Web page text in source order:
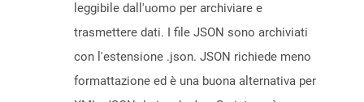
leggibile dall'uomo per archiviare e
trasmettere dati. I file JSON sono archiviati
con l'estensione .json. JSON richiede meno
formattazione ed è una buona alternativa per